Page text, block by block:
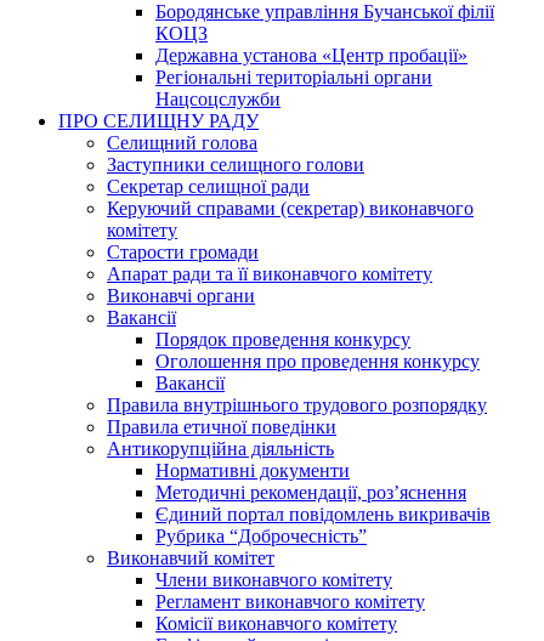
Бородянське управління Бучанської філії
КОЦЗ
Державна установа «Центр пробації»
Регіональні територіальні органи
Нацсоцслужби
ПРО СЕЛИЩНУ РАДУ
Селищний голова
Заступники селищного голови
Секретар селищної ради
Керуючий справами (секретар) виконавчого
комітету
Старости громади
Апарат ради та її виконавчого комітету
Виконавчі органи
Вакансії
Порядок проведення конкурсу
Оголошення про проведення конкурсу
Вакансії
Правила внутрішнього трудового розпорядку
Правила етичної поведінки
Антикорупційна діяльність
Нормативні документи
Методичні рекомендації, роз’яснення
Єдиний портал повідомлень викривачів
Рубрика “Доброчесність”
Виконавчий комітет
Члени виконавчого комітету
Регламент виконавчого комітету
Комісії виконавчого комітету